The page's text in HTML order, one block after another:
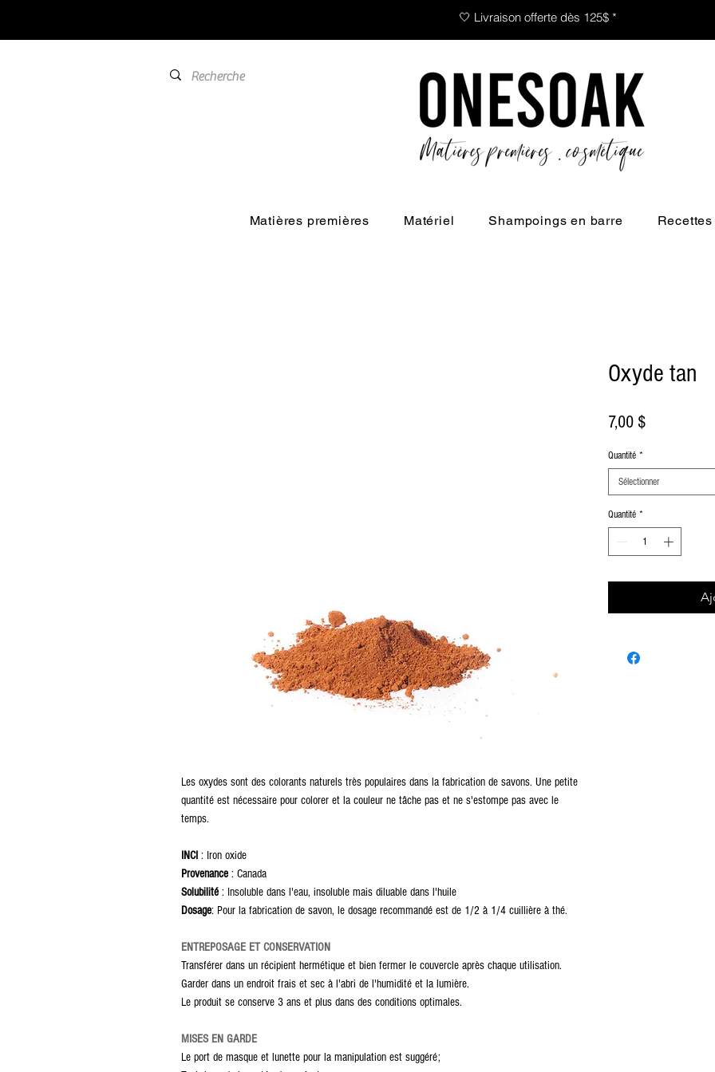
🤍 Livraison offerte dès 125$ *
Matières premières Matériel Shampoings en barre Recettes
Les oxydes sont des colorants naturels très populaires dans la fabrication de savons. Une petite
quantité est nécessaire pour colorer et la couleur ne tâche pas et ne s'estompe pas avec le
temps.
INCI : Iron oxide
Provenance : Canada
Solubilité : Insoluble dans l'eau, insoluble mais diluable dans l'huile
Dosage: Pour la fabrication de savon, le dosage recommandé est de 1/2 à 1/4 cuillière à thé.
ENTREPOSAGE ET CONSERVATION
Transférer dans un récipient hermétique et bien fermer le couvercle après chaque utilisation.
Garder dans un endroit frais et sec à l'abri de l'humidité et la lumière.
Le produit se conserve 3 ans et plus dans des conditions optimales.
MISES EN GARDE
Le port de masque et lunette pour la manipulation est suggéré;
Oxyde tan
7,00 $Prix
Quantité *
Sélectionner
Quantité *